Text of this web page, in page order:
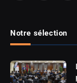
Notre sélection